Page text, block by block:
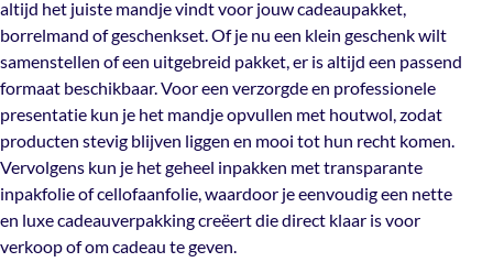
pakket, er is altijd een passend formaat beschikbaar. Voor
een verzorgde en professionele presentatie kun je het
mandje opvullen methoutwol, zodat producten stevig
blijven liggen en mooi tot hun recht komen. Vervolgens
kun je het geheel inpakken met transparante inpakfolie
of cellofaanfolie, waardoor je eenvoudig een nette en
luxe cadeauverpakking creëert die direct klaar is voor
verkoop of om cadeau te geven.
altijd het juiste mandje vindt voor jouw cadeaupakket,
borrelmand of geschenkset. Of je nu een klein geschenk wilt
samenstellen of een uitgebreid pakket, er is altijd een passend
formaat beschikbaar. Voor een verzorgde en professionele
presentatie kun je het mandje opvullen met houtwol , zodat
producten stevig blijven liggen en mooi tot hun recht komen.
Vervolgens kun je het geheel inpakken met transparante
inpakfolie of cellofaanfolie, waardoor je eenvoudig een nette
en luxe cadeauverpakking creëert die direct klaar is voor
verkoop of om cadeau te geven.